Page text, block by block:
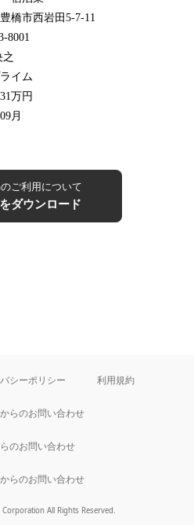
橋市西岩田5-7-11
8001
之
イム
万円
月
ご利用について
ダウンロード
シーポリシー 利用規約
らのお問い合わせ
のお問い合わせ
らのお問い合わせ
All Rights Reserved.